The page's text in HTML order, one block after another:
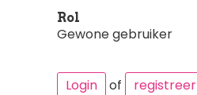
Rol
Gewone gebruiker
Login of registreer